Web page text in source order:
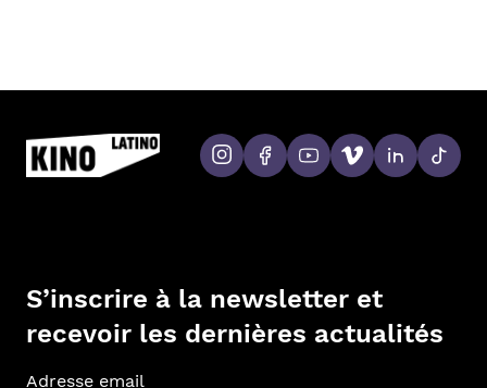
S’inscrire à la newsletter et
recevoir les dernières actualités